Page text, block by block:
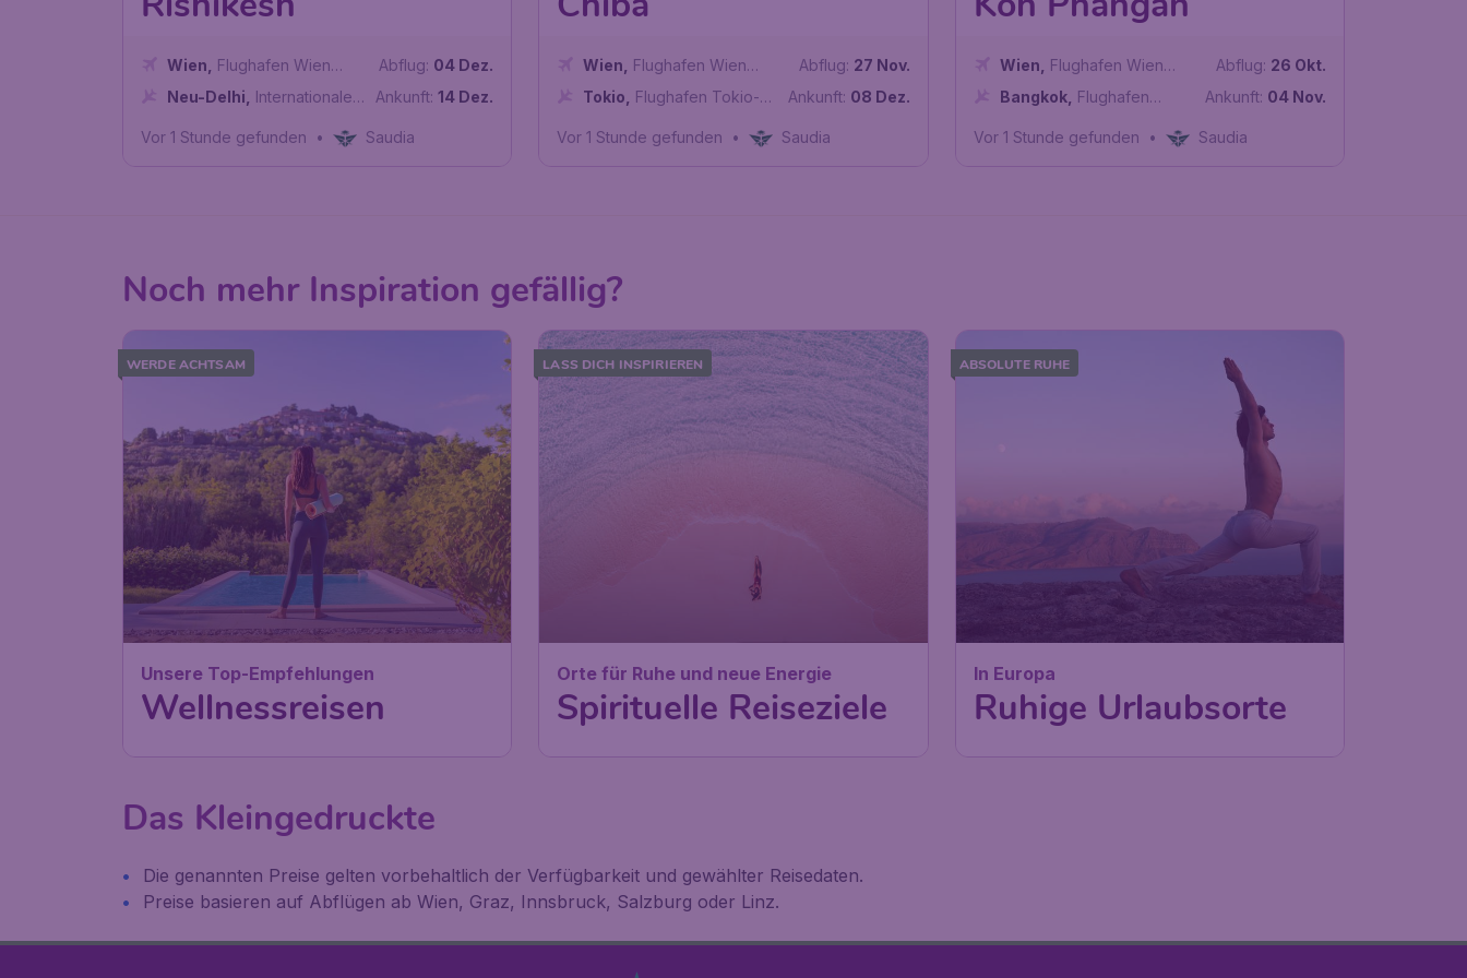
Wien
Flughafen Wien
Schwechat
Neu-Delhi
Internationaler
Abflug: 04 Dez.
Ankunft: 14 Dez.
Vor 1 Stunde gefunden • Saudia
Wien
Flughafen Wien
Schwechat
Tokio
Flughafen Tokio-
Abflug: 27 Nov.
Ankunft: 08 Dez.
Vor 1 Stunde gefunden • Saudia
Wien
Flughafen Wien
Schwechat
Bangkok, Flughafen
Abflug: 26 Okt.
Ankunft: 04 Nov.
Vor 1 Stunde gefunden • Saudia
Noch mehr Inspiration gefällig?
WERDE ACHTSAM
Unsere Top-Empfehlungen
Wellnessreisen
LASS DICH INSPIRIEREN
Orte für Ruhe und neue Energie
Spirituelle Reiseziele
ABSOLUTE RUHE
In Europa
Ruhige Urlaubsorte
Das Kleingedruckte
Die genannten Preise gelten vorbehaltlich der Verfügbarkeit und gewählter Reisedaten.
Preise basieren auf Abflügen ab Wien, Graz, Innsbruck, Salzburg oder Linz.